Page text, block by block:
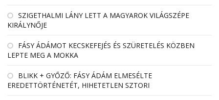
SZIGETHALMI LÁNY LETT A MAGYAROK VILÁGSZÉPE
KIRÁLYNŐJE
FÁSY ÁDÁMOT KECSKEFEJÉS ÉS SZÜRETELÉS KÖZBEN
LEPTE MEG A MOKKA
BLIKK + GYŐZŐ: FÁSY ÁDÁM ELMESÉLTE
EREDETTÖRTÉNETÉT, HIHETETLEN SZTORI